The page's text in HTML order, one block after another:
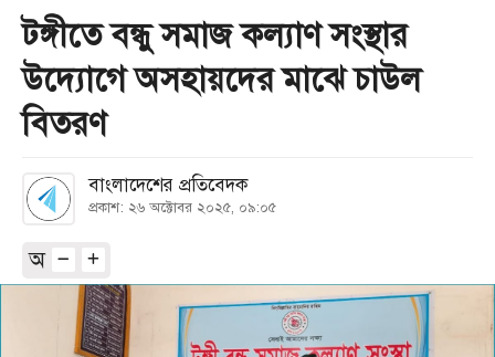
প্রচ্ছদ
সর্বশেষ
সব বিভাগ
আর্কাইভ
কনভার্টার
টঙ্গীতে বন্ধু সমাজ কল্যাণ সংস্থার
উদ্যোগে অসহায়দের মাঝে চাউল
বিতরণ
বাংলাদেশের প্রতিবেদক
প্রকাশ: ২৬ অক্টোবর ২০২৫, ০৯:০৫
অ